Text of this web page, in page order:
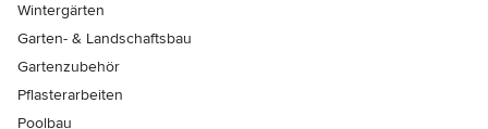
Wintergärten
Garten- & Landschaftsbau
Gartenzubehör
Pflasterarbeiten
Poolbau